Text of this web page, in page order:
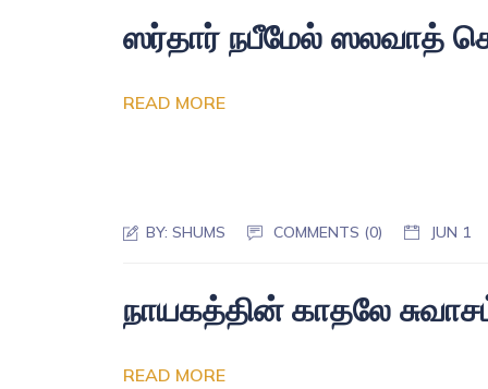
ஸர்தார் நபீமேல் ஸலவாத்
READ MORE
BY:SHUMS COMMENTS (0) JUN 1
நாயகத்தின் காதலே
READ MORE